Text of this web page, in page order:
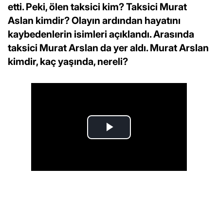
etti. Peki, ölen taksici kim? Taksici Murat
Aslan kimdir? Olayın ardından hayatını
kaybedenlerin isimleri açıklandı. Arasında
taksici Murat Arslan da yer aldı. Murat Arslan
kimdir, kaç yaşında, nereli?